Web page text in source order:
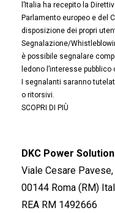
l’Italia ha recepito la
Parlamento europeo e del
disposizione dei propri
Segnalazione/
è possibile segnalare
ledono l’interesse pubblico
I segnalanti saranno
o ritorsivi.
SCOPRI DI PIÙ
DKC Power
Viale Cesare
00144 Roma (RM)
REA RM 1492666